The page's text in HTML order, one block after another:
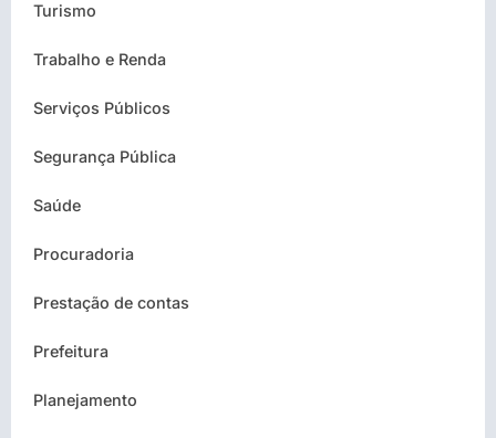
Turismo
Trabalho e Renda
Serviços Públicos
Segurança Pública
Saúde
Procuradoria
Prestação de contas
Prefeitura
Planejamento